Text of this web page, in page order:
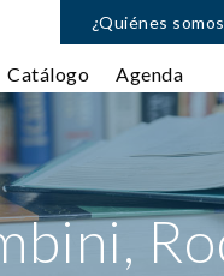
¿Quiénes
Catálogo Agenda